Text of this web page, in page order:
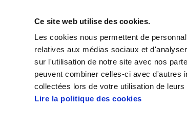
Ce site web utilise des cookies.
Les cookies nous permettent de
relatives aux médias sociaux et
sur l'utilisation de notre site avec nos
peuvent combiner celles-ci avec d'autres
collectées lors de votre utilisation de
Lire la politique des cookies
Publications Astekaria Astekaria 459